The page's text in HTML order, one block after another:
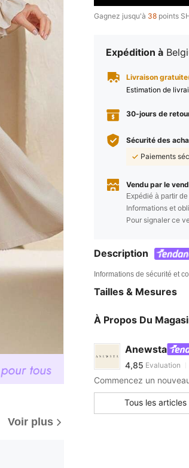
Voir plus
Gagnez jusqu'à 38 points
Expédition à
Livraison
Estimation de
30-jours de
Sécurité des
Paiements
Vendu par le
Expédié à partir de
Informations et
Pour signaler ce
Description
Informations de sécurité et
Tailles & Mesures
À Propos Du
Anewsta
4,85
Evaluation
s***aest
4,85
4,85
Tous les articles